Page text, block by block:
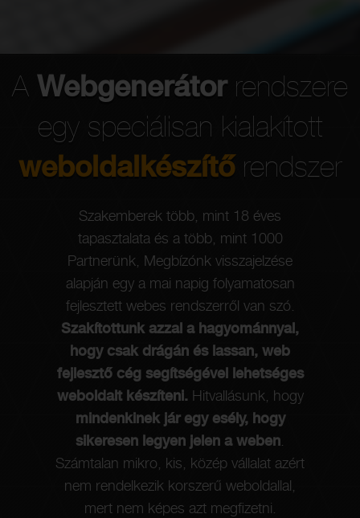
A Webgenerátorrendszere
egy speciálisan kialakított
weboldalkészítőrendszer
Szakemberek több, mint 18 éves
tapasztalata és a több, mint 1000
Partnerünk, Megbízónk visszajelzése
alapján egy a mai napig folyamatosan
fejlesztett webes rendszerről van szó.
Szakítottunk azzal a hagyománnyal,
hogy csak drágán és lassan, web
fejlesztő cég segítségével lehetséges
weboldalt készíteni. Hitvallásunk, hogy
mindenkinek jár egy esély, hogy
sikeresen legyen jelen a weben.
Számtalan mikro, kis, közép vállalat azért
nem rendelkezik korszerű weboldallal,
mert nem képes azt megfizetni.